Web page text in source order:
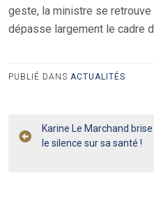
geste, la ministre se
dépasse largement le cadre
PUBLIÉ DANS ACTUALITÉS
Navigation
Karine Le Marchand brise
le silence sur sa santé !